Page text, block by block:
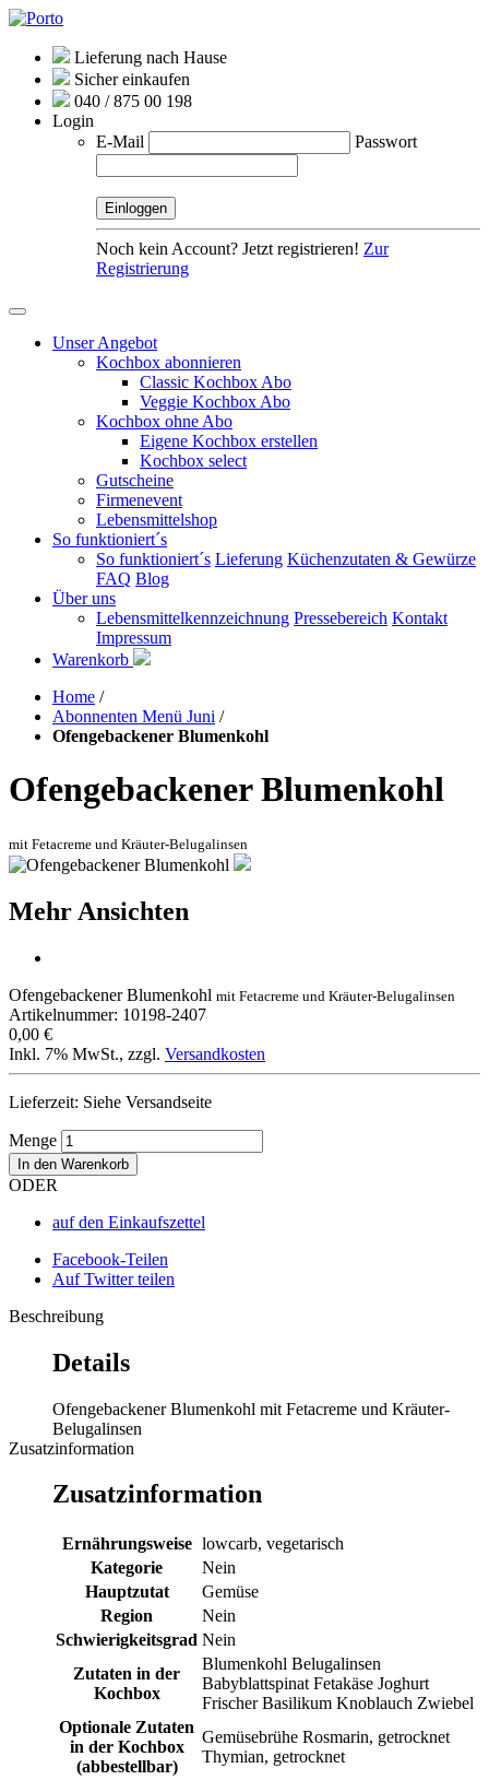
Lieferung nach Hause
Sicher einkaufen
040 / 875 00 198
Login
E-Mail
Passwort
Noch kein Account? Jetzt registrieren! Zur
Registrierung
Unser Angebot
Kochbox abonnieren
Classic Kochbox Abo
Veggie Kochbox Abo
Kochbox ohne Abo
Eigene Kochbox erstellen
Kochbox select
Gutscheine
Firmenevent
Lebensmittelshop
So funktioniert´s
So funktioniert´s Lieferung Küchenzutaten & Gewürze
FAQ Blog
Über uns
Lebensmittelkennzeichnung Pressebereich Kontakt
Impressum
Warenkorb
Home /
Abonnenten Menü Juni /
Ofengebackener Blumenkohl
Ofengebackener Blumenkohl
mit Fetacreme und Kräuter-Belugalinsen
Mehr Ansichten
Ofengebackener Blumenkohl mit Fetacreme und Kräuter-Belugalinsen
Artikelnummer: 10198-2407
0,00 €
Inkl. 7% MwSt., zzgl. Versandkosten
Lieferzeit: Siehe Versandseite
Menge
In den Warenkorb
ODER
auf den Einkaufszettel
Facebook-Teilen
Auf Twitter teilen
Beschreibung
Details
Ofengebackener Blumenkohl mit Fetacreme und Kräuter-
Belugalinsen
Zusatzinformation
Zusatzinformation
Ernährungsweise lowcarb, vegetarisch
Kategorie
Nein
Hauptzutat
Gemüse
Region
Nein
Schwierigkeitsgrad Nein
Zutaten in der
Kochbox
Blumenkohl Belugalinsen
Babyblattspinat Fetakäse Joghurt
Frischer Basilikum Knoblauch Zwiebel
Optionale Zutaten
in der Kochbox
(abbestellbar)
Gemüsebrühe Rosmarin, getrocknet
Thymian, getrocknet